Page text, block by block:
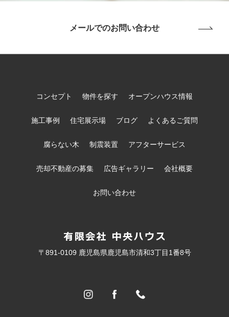
メールでのお問い合わせ
コンセプト 物件を探す オープンハウス情報
施工事例 住宅展示場 ブログ よくあるご質問
腐らない木 制震装置 アフターサービス
売却不動産の募集 広告ギャラリー 会社概要
お問い合わせ
〒891-0109 鹿児島県鹿児島市清和3丁目1番8号